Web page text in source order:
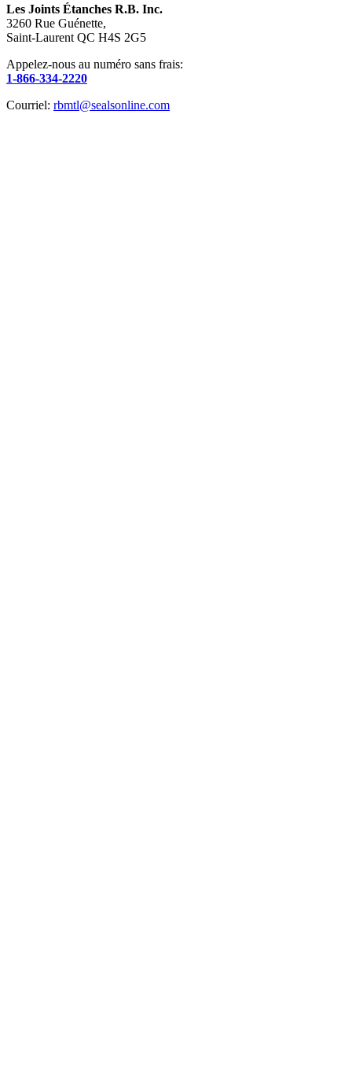
Les Joints Étanches R.B. Inc.
3260 Rue Guénette,
Saint-Laurent QC H4S 2G5
Appelez-nous au numéro sans frais:
1-866-334-2220
Courriel: rbmtl@sealsonline.com